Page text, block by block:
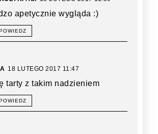
apetycznie wygląda :)
18 LUTEGO 2017 11:47
tarty z takim nadzieniem